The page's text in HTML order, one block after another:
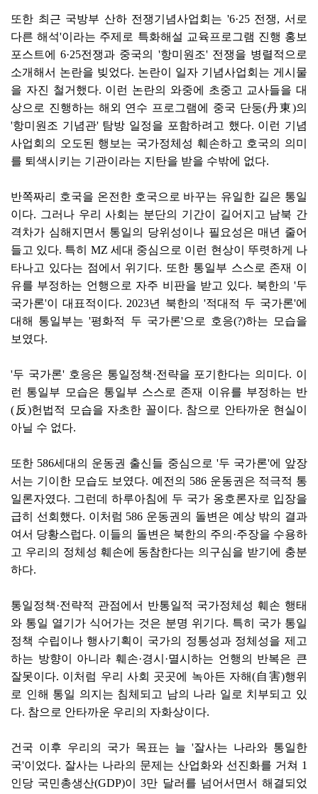
또한 최근 국방부 산하 전쟁기념사업회는 '6·25 전쟁, 서로
다른 해석'이라는 주제로 특화해설 교육프로그램 진행 홍보
포스트에 6·25전쟁과 중국의 '항미원조' 전쟁을 병렬적으로
소개해서 논란을 빚었다. 논란이 일자 기념사업회는 게시물
을 자진 철거했다. 이런 논란의 와중에 초중고 교사들을 대
상으로 진행하는 해외 연수 프로그램에 중국 단둥(丹東)의
'항미원조 기념관' 탐방 일정을 포함하려고 했다. 이런 기념
사업회의 오도된 행보는 국가정체성 훼손하고 호국의 의미
를 퇴색시키는 기관이라는 지탄을 받을 수밖에 없다.
반쪽짜리 호국을 온전한 호국으로 바꾸는 유일한 길은 통일
이다. 그러나 우리 사회는 분단의 기간이 길어지고 남북 간
격차가 심해지면서 통일의 당위성이나 필요성은 매년 줄어
들고 있다. 특히 MZ 세대 중심으로 이런 현상이 뚜렷하게 나
타나고 있다는 점에서 위기다. 또한 통일부 스스로 존재 이
유를 부정하는 언행으로 자주 비판을 받고 있다. 북한의 '두
국가론'이 대표적이다. 2023년 북한의 '적대적 두 국가론'에
대해 통일부는 '평화적 두 국가론'으로 호응(?)하는 모습을
보였다.
'두 국가론' 호응은 통일정책·전략을 포기한다는 의미다. 이
런 통일부 모습은 통일부 스스로 존재 이유를 부정하는 반
(反)헌법적 모습을 자초한 꼴이다. 참으로 안타까운 현실이
아닐 수 없다.
또한 586세대의 운동권 출신들 중심으로 '두 국가론'에 앞장
서는 기이한 모습도 보였다. 예전의 586 운동권은 적극적 통
일론자였다. 그런데 하루아침에 두 국가 옹호론자로 입장을
급히 선회했다. 이처럼 586 운동권의 돌변은 예상 밖의 결과
여서 당황스럽다. 이들의 돌변은 북한의 주의·주장을 수용하
고 우리의 정체성 훼손에 동참한다는 의구심을 받기에 충분
하다.
통일정책·전략적 관점에서 반통일적 국가정체성 훼손 행태
와 통일 열기가 식어가는 것은 분명 위기다. 특히 국가 통일
정책 수립이나 행사기획이 국가의 정통성과 정체성을 제고
하는 방향이 아니라 훼손·경시·멸시하는 언행의 반복은 큰
잘못이다. 이처럼 우리 사회 곳곳에 녹아든 자해(自害)행위
로 인해 통일 의지는 침체되고 남의 나라 일로 치부되고 있
다. 참으로 안타까운 우리의 자화상이다.
건국 이후 우리의 국가 목표는 늘 '잘사는 나라와 통일한
국'이었다. 잘사는 나라의 문제는 산업화와 선진화를 거쳐 1
인당 국민총생산(GDP)이 3만 달러를 넘어서면서 해결되었